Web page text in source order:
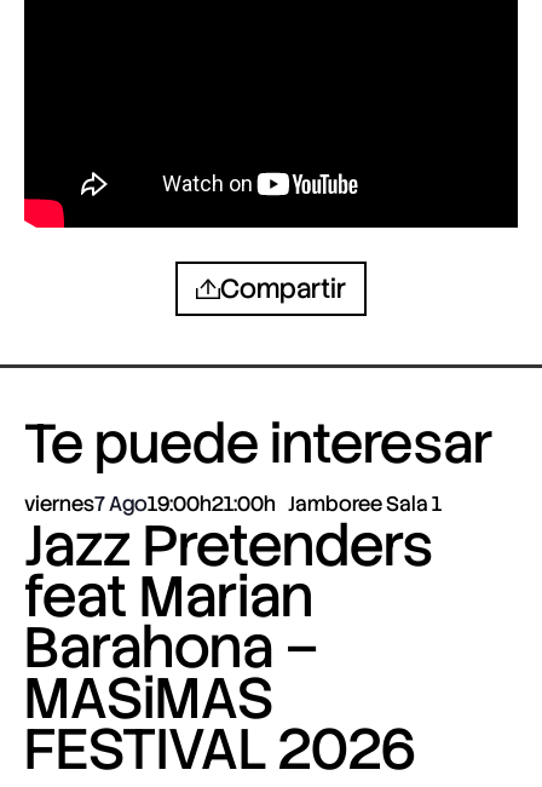
Compartir
Te puede interesar
viernes7 Ago19:00h21:00h Jamboree Sala 1
Jazz Pretenders
feat Marian
Barahona –
MASiMAS
FESTIVAL 2026